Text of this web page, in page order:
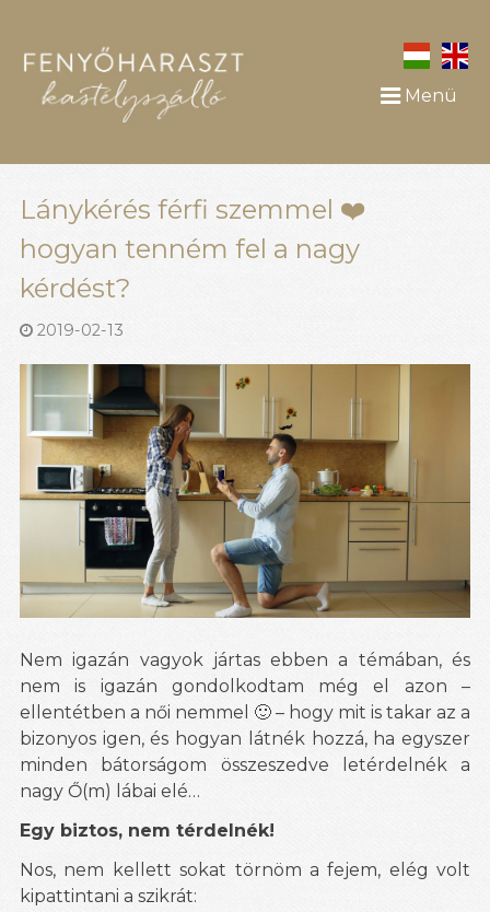
Menü
Lánykérés férfi szemmel ❤️
hogyan tenném fel a nagy
kérdést?
2019-02-13
Nem igazán vagyok jártas ebben a témában, és
nem is igazán gondolkodtam még el azon –
ellentétben a női nemmel 🙂 – hogy mit is takar az a
bizonyos igen, és hogyan látnék hozzá, ha egyszer
minden bátorságom összeszedve letérdelnék a
nagy Ő(m) lábai elé…
Egy biztos, nem térdelnék!
Nos, nem kellett sokat törnöm a fejem, elég volt
kipattintani a szikrát: